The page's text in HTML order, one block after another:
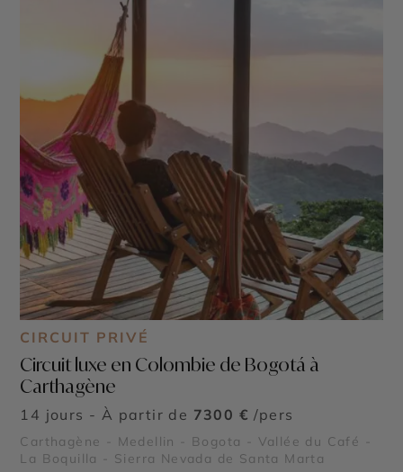
CIRCUIT PRIVÉ
Circuit luxe en Colombie de Bogotá à
Carthagène
14 jours - À partir de 7300 € /pers
Carthagène - Medellin - Bogota - Vallée du Café -
La Boquilla - Sierra Nevada de Santa Marta